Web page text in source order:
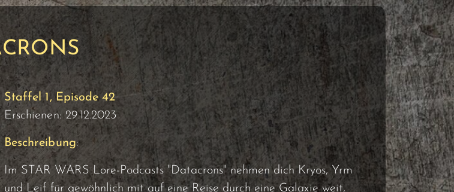
Staffel 1, Episode 42
Erschienen: 29.12.2023
Beschreibung:
Im STAR WARS Lore-Podcasts "Datacrons" nehmen dich Kryos, Yrm
und Leif für gewöhnlich mit auf eine Reise durch eine Galaxie weit,